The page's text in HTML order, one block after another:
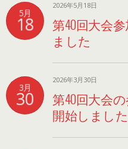
5月
18
2026年5月18日
第40回大会
ました
3月
30
2026年3月30日
第40回大会
開始しました